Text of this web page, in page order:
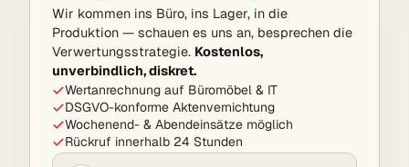
Wir kommen ins Büro, ins Lager, in die
Produktion — schauen es uns an, besprechen die
Verwertungs­strategie. Kostenlos,
unverbindlich, diskret.
Wertanrechnung auf Büromöbel & IT
DSGVO-konforme Aktenvernichtung
Wochenend- & Abendeinsätze möglich
Rückruf innerhalb 24 Stunden